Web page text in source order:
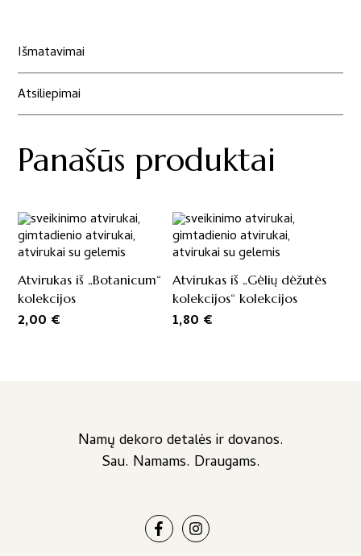
iš
šalia
mūsų“
kolekcijos
Išmatavimai
Atsiliepimai
Panašūs produktai
Atvirukas iš „Botanicum“
kolekcijos
2,00 €
Atvirukas iš „Gėlių dėžutės
kolekcijos“ kolekcijos
1,80 €
Namų dekoro detalės ir dovanos.
Sau. Namams. Draugams.